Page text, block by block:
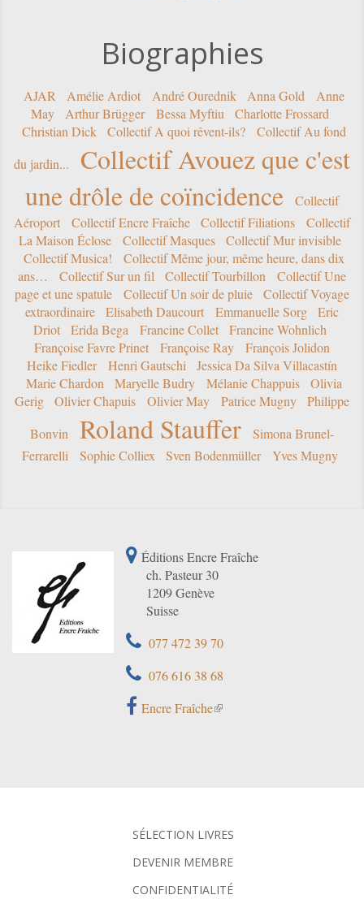
Biographies
AJAR Amélie Ardiot André Ourednik Anna Gold
Anne
May
Arthur Brügger Bessa Myftiu
Charlotte Frossard
Christian Dick
Collectif A quoi rêvent-ils?
Collectif Au fond
du jardin...
Collectif Avouez que c'est
une drôle de coïncidence
Collectif
Aéroport
Collectif Encre Fraîche Collectif Filiations
Collectif
La Maison Éclose
Collectif Masques
Collectif Mur invisible
Collectif Musica!
Collectif Même jour, même heure, dans dix
ans…
Collectif Sur un fil Collectif Tourbillon
Collectif Une
page et une spatule
Collectif Un soir de pluie
Collectif Voyage
extraordinaire
Elisabeth Daucourt Emmanuelle Sorg
Eric
Driot
Erida Bega Francine Collet
Francine Wohnlich
Françoise Favre Prinet
Françoise Ray
François Jolidon
Heike Fiedler
Henri Gautschi
Jessica Da Silva Villacastín
Marie Chardon
Maryelle Budry Mélanie Chappuis
Olivia
Gerig
Olivier Chapuis Olivier May Patrice Mugny
Philippe
Bonvin
Roland Stauffer
Simona Brunel-
Ferrarelli
Sophie Colliex Sven Bodenmüller Yves Mugny
Éditions Encre Fraîche
ch. Pasteur 30
1209 Genève
Suisse
077 472 39 70
076 616 38 68
Encre Fraîche
SÉLECTION LIVRES
DEVENIR MEMBRE
CONFIDENTIALITÉ